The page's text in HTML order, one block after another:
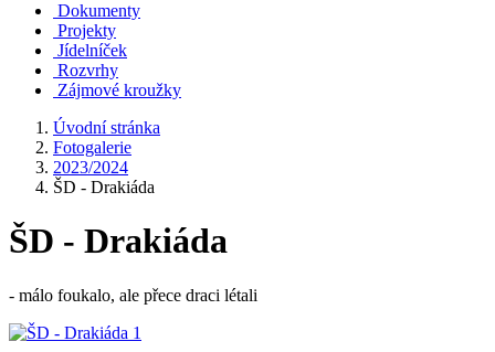
Dokumenty
Projekty
Jídelníček
Rozvrhy
Zájmové kroužky
Úvodní stránka
Fotogalerie
2023/2024
ŠD - Drakiáda
ŠD - Drakiáda
- málo foukalo, ale přece draci létali